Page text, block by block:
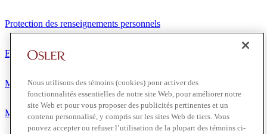
Protection des renseignements personnels
Exonération de responsabilité
Modalités de prestation de services
Modalités d'utilisation
Nous utilisons des témoins (cookies) pour activer des
fonctionnalités essentielles de notre site Web, pour améliorer notre
site Web et pour vous proposer des publicités pertinentes et un
contenu personnalisé, y compris sur les sites Web de tiers. Vous
pouvez accepter ou refuser l’utilisation de la plupart des témoins ci-